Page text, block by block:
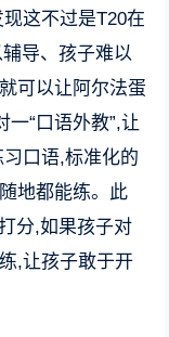
这不过是T20在
导、孩子难以
可以让阿尔法蛋
“口语外教”,让
口语,标准化的
地都能练。此
分,如果孩子对
,让孩子敢于开